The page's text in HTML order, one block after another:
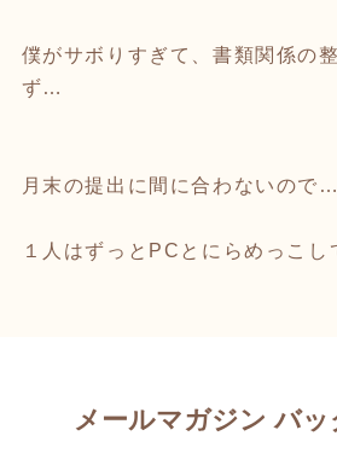
僕がサボりすぎて、書類関係の
ず…
月末の提出に間に合わないので…
１人はずっとPCとにらめっこ
メールマガジン バ